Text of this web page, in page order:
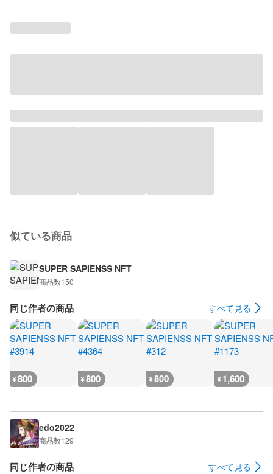
似ている商品
SUPER SAPIENSS NFT
商品数150
同じ作者の商品 すべて見る
¥800 ¥800 ¥800 ¥1,600
edo2022
商品数129
同じ作者の商品 すべて見る